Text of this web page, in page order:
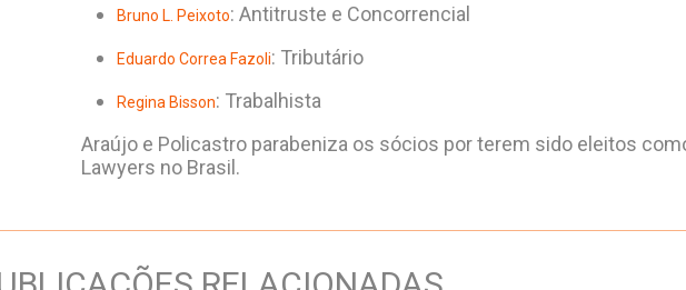
Bruno L. Peixoto: Antitruste e Concorrencial
Eduardo Correa Fazoli: Tributário
Regina Bisson: Trabalhista
Araújo e Policastro parabeniza os sócios por terem sido eleitos
Lawyers no Brasil.